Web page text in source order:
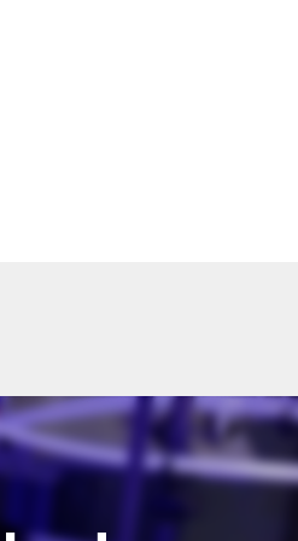
információinkat, hogy a